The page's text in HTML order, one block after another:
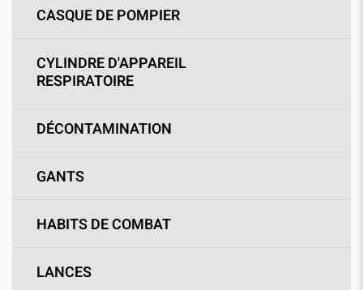
CASQUE DE POMPIER
CYLINDRE D'APPAREIL
RESPIRATOIRE
DÉCONTAMINATION
GANTS
HABITS DE COMBAT
LANCES